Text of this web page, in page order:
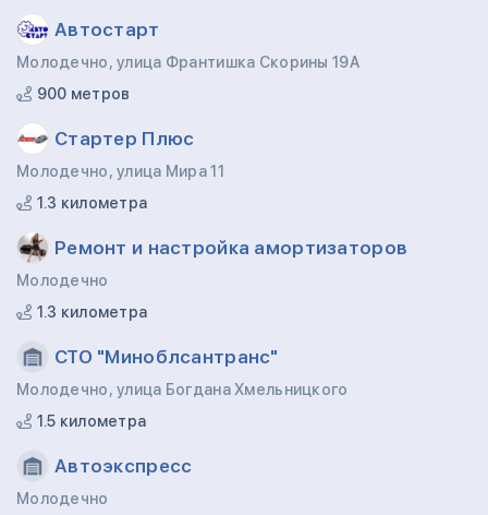
Автостарт
Молодечно, улица Франтишка Скорины 19А
900 метров
Стартер Плюс
Молодечно, улица Мира 11
1.3 километра
Ремонт и настройка амортизаторов
Молодечно
1.3 километра
СТО "Миноблсантранс"
Молодечно, улица Богдана Хмельницкого
1.5 километра
Автоэкспресс
Молодечно